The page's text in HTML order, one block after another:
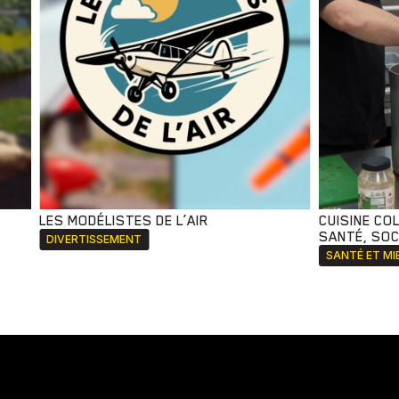
LES MODÉLISTES DE L’AIR
DIVERTISSEMENT
CUISINE
SANTÉ,
SANTÉ ET